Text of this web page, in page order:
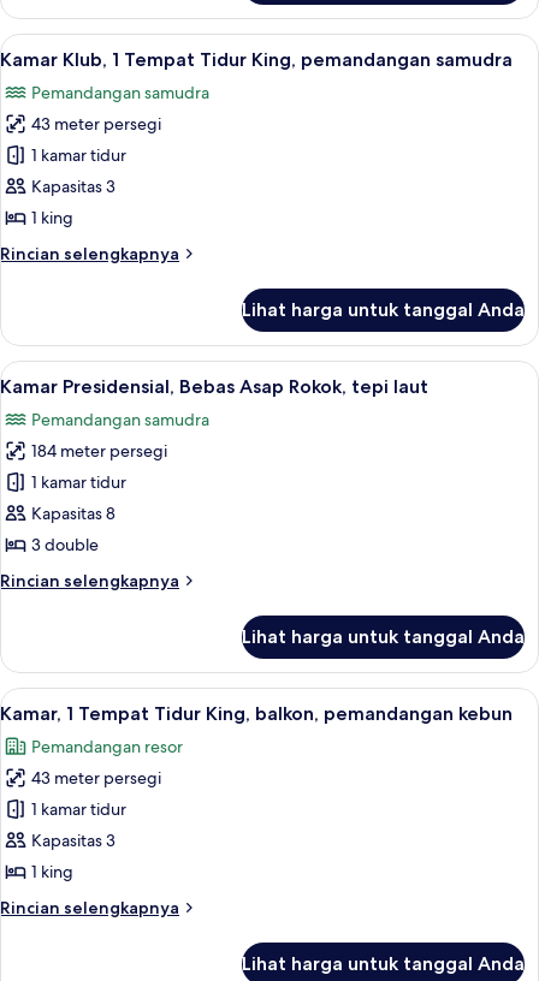
Asap
Rokok
Suite
Klub,
1
Tidur
Double,
Bebas
Asap
Rokok
Lihat
semua
foto
untuk
Kamar
Klub,
1
Tidur
samudra
Seprai premium, brankas, meja
16
Kamar Klub, 1 Tempat Tidur King, pemandangan samudra
Pemandangan samudra
43 meter persegi
1 kamar tidur
Kapasitas 3
1 king
Rincian selengkapnya
Rincian
Kamar
Klub,
1
Tidur
King,
pemandangan
samudra
Lihat harga untuk tanggal Anda
Lihat
semua
foto
untuk
Kamar
Presidensial,
Bebas
Rokok,
Seprai premium, brankas, meja
18
Kamar Presidensial, Bebas Asap Rokok, tepi laut
Pemandangan samudra
184 meter persegi
1 kamar tidur
Kapasitas 8
3 double
Rincian selengkapnya
Rincian
Kamar
Presidensial,
Bebas
Rokok,
tepi
laut
Lihat harga untuk tanggal Anda
Lihat
semua
foto
untuk
Kamar,
1
Tempat
King,
Seprai premium, brankas, meja
6
Kamar, 1 Tempat Tidur King, balkon, pemandangan kebun
Pemandangan resor
43 meter persegi
1 kamar tidur
Kapasitas 3
1 king
Rincian selengkapnya
Rincian
Lihat harga untuk tanggal Anda